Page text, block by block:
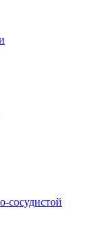
сосудистой